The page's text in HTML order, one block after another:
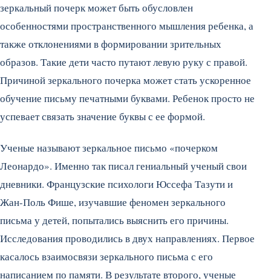
зеркальный почерк может быть обусловлен
особенностями пространственного мышления ребенка, а
также отклонениями в формировании зрительных
образов. Такие дети часто путают левую руку с правой.
Причиной зеркального почерка может стать ускоренное
обучение письму печатными буквами. Ребенок просто не
успевает связать значение буквы с ее формой.
Ученые называют зеркальное письмо «почерком
Леонардо». Именно так писал гениальный ученый свои
дневники. Французские психологи Юссефа Тазути и
Жан-Поль Фише, изучавшие феномен зеркального
письма у детей, попытались выяснить его причины.
Исследования проводились в двух направлениях. Первое
касалось взаимосвязи зеркального письма с его
написанием по памяти. В результате второго, ученые